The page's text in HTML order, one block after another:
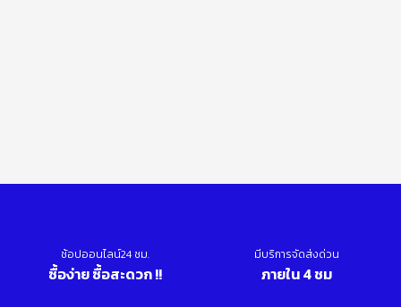
ช้อปออนไลน์24 ชม.
ซื้อง่าย ซื้อสะดวก !!
มีบริการจัดส่งด่วน
ภายใน 4 ชม